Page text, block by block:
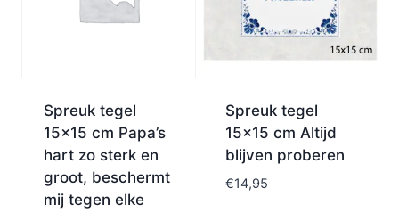
Spreuk tegel
15×15 cm Papa’s
hart zo sterk en
groot, beschermt
mij tegen elke
Spreuk tegel
15×15 cm Altijd
blijven proberen
€14,95